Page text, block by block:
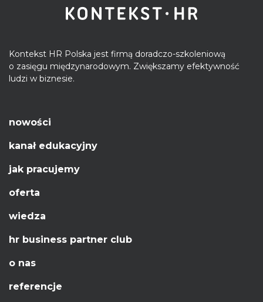
Kontekst HR Polska jest firmą doradczo-szkoleniową
o zasięgu międzynarodowym. Zwiększamy efektywność
ludzi w biznesie.
nowości
kanał edukacyjny
jak pracujemy
oferta
wiedza
hr business partner club
o nas
referencje